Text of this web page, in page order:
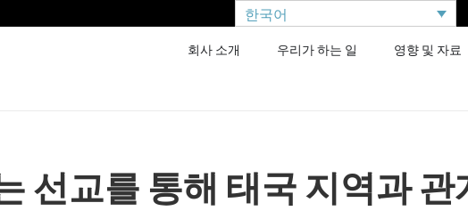
한국어
회사 소개 우리가 하는 일 영향 및 자료
선교를 통해 태국 지역과 관